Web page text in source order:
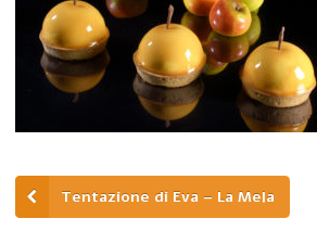
Tentazione di Eva – La Mela